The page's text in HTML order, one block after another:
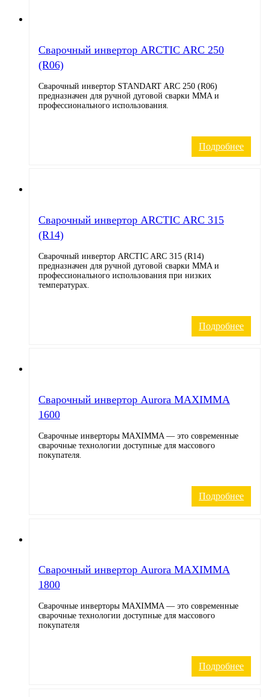
Cварочный инвертор ARCTIC ARC 250
(R06)
Сварочный инвертор STANDART ARC 250 (R06)
предназначен для ручной дуговой сварки MMA и
профессионального использования.
Подробнее
Cварочный инвертор ARCTIC ARC 315
(R14)
Сварочный инвертор ARCTIC ARC 315 (R14)
предназначен для ручной дуговой сварки MMA и
профессионального использования при низких
температурах.
Подробнее
Cварочный инвертор Aurora MAXIMMA
1600
Сварочные инверторы MAXIMMA — это современные
сварочные технологии доступные для массового
покупателя.
Подробнее
Cварочный инвертор Aurora MAXIMMA
1800
Сварочные инверторы MAXIMMA — это современные
сварочные технологии доступные для массового
покупателя
Подробнее